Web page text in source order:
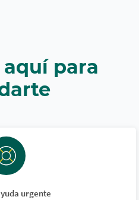
para
urgente